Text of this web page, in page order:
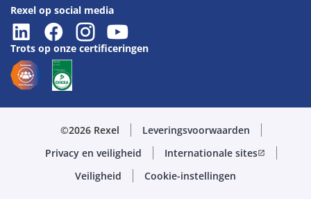
Rexel op social media
Trots op onze certificeringen
©2026 Rexel
Leveringsvoorwaarden
Privacy en veiligheid
Internationale sitesopen_in_new
Veiligheid Cookie-instellingen